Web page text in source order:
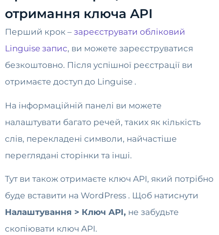
отримання ключа API
Перший крок – зареєструвати обліковий
Linguise запис, ви можете зареєструватися
безкоштовно. Після успішної реєстрації ви
отримаєте доступ до Linguise .
На інформаційній панелі ви можете
налаштувати багато речей, таких як кількість
слів, перекладені символи, найчастіше
переглядані сторінки та інші.
Тут ви також отримаєте ключ API, який потрібно
буде вставити на WordPress . Щоб натиснути
Налаштування > Ключ API, не забудьте
скопіювати ключ API.